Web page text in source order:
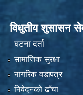
विधुतीय शुसासन
घटना दर्ता
सामाजिक सुरक्षा
नागरिक वडापत्र
निवेदनको ढाँचा